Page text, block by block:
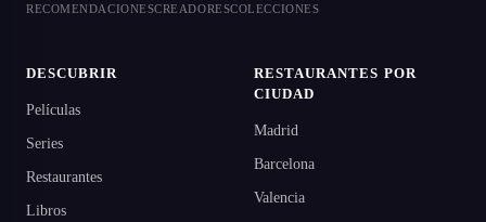
RECOMENDACIONESCREADORESCOLECCIONES
DESCUBRIR
Películas
Series
Restaurantes
Libros
RESTAURANTES POR
CIUDAD
Madrid
Barcelona
Valencia